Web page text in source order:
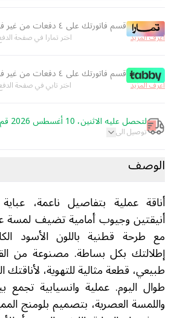
قسم فاتورتك على ٤ دفعات من غير فوائد
اختر تمارا في صفحة اعرف المزيد
قسم فاتورتك على ٤ دفعات من غير فوائد
اختر تابي في صفحة اعرف المزيد
لتحصل عليه الاثنين، 10 أغسطس 2026 قم بالطلب خلال 11 ساعة
توصيل الى
الوصف
أناقة عملية بتفاصيل ناعمة،
أنيقتين وجيوب أمامية تضيف لمسة
مع طرحة قطنية باللون الأسود
إطلالتك بكل بساطة. مصنوعة من
طبيعي، قطعة مثالية للتهوية، لأناقتك
طوال اليوم. عملية وانسيابية تجمع
واللمسة العصرية، بتصميم بلومنج